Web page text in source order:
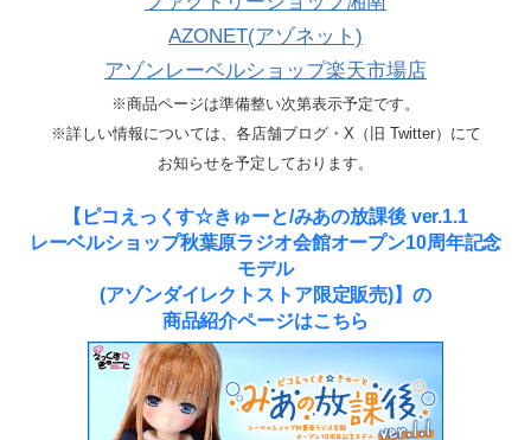
AZONET(アゾネット)
アゾンレーベルショップ楽天市場店
※商品ページは準備整い次第表示予定です。
※詳しい情報については、各店舗ブログ・X（旧 Twitter）にて
お知らせを予定しております。
【ピコえっくす☆きゅーと/みあの放課後 ver.1.1
レーベルショップ秋葉原ラジオ会館オープン10周年記念
モデル
(アゾンダイレクトストア限定販売)】の
商品紹介ページはこちら